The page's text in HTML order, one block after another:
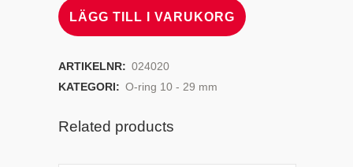
LÄGG TILL I VARUKORG
ARTIKELNR: 024020
KATEGORI: O-ring 10 - 29 mm
Related products